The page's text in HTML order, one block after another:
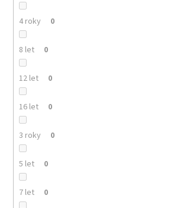
4 roky 0
8 let 0
12 let 0
16 let 0
3 roky 0
5 let 0
7 let 0